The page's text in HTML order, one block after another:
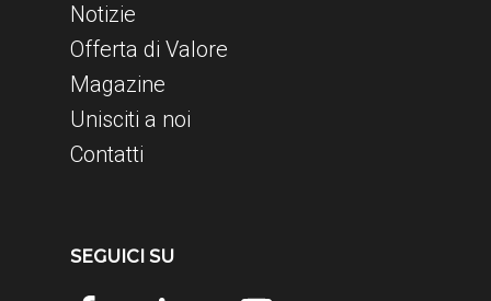
Notizie
Offerta di Valore
Magazine
Unisciti a noi
Contatti
SEGUICI SU